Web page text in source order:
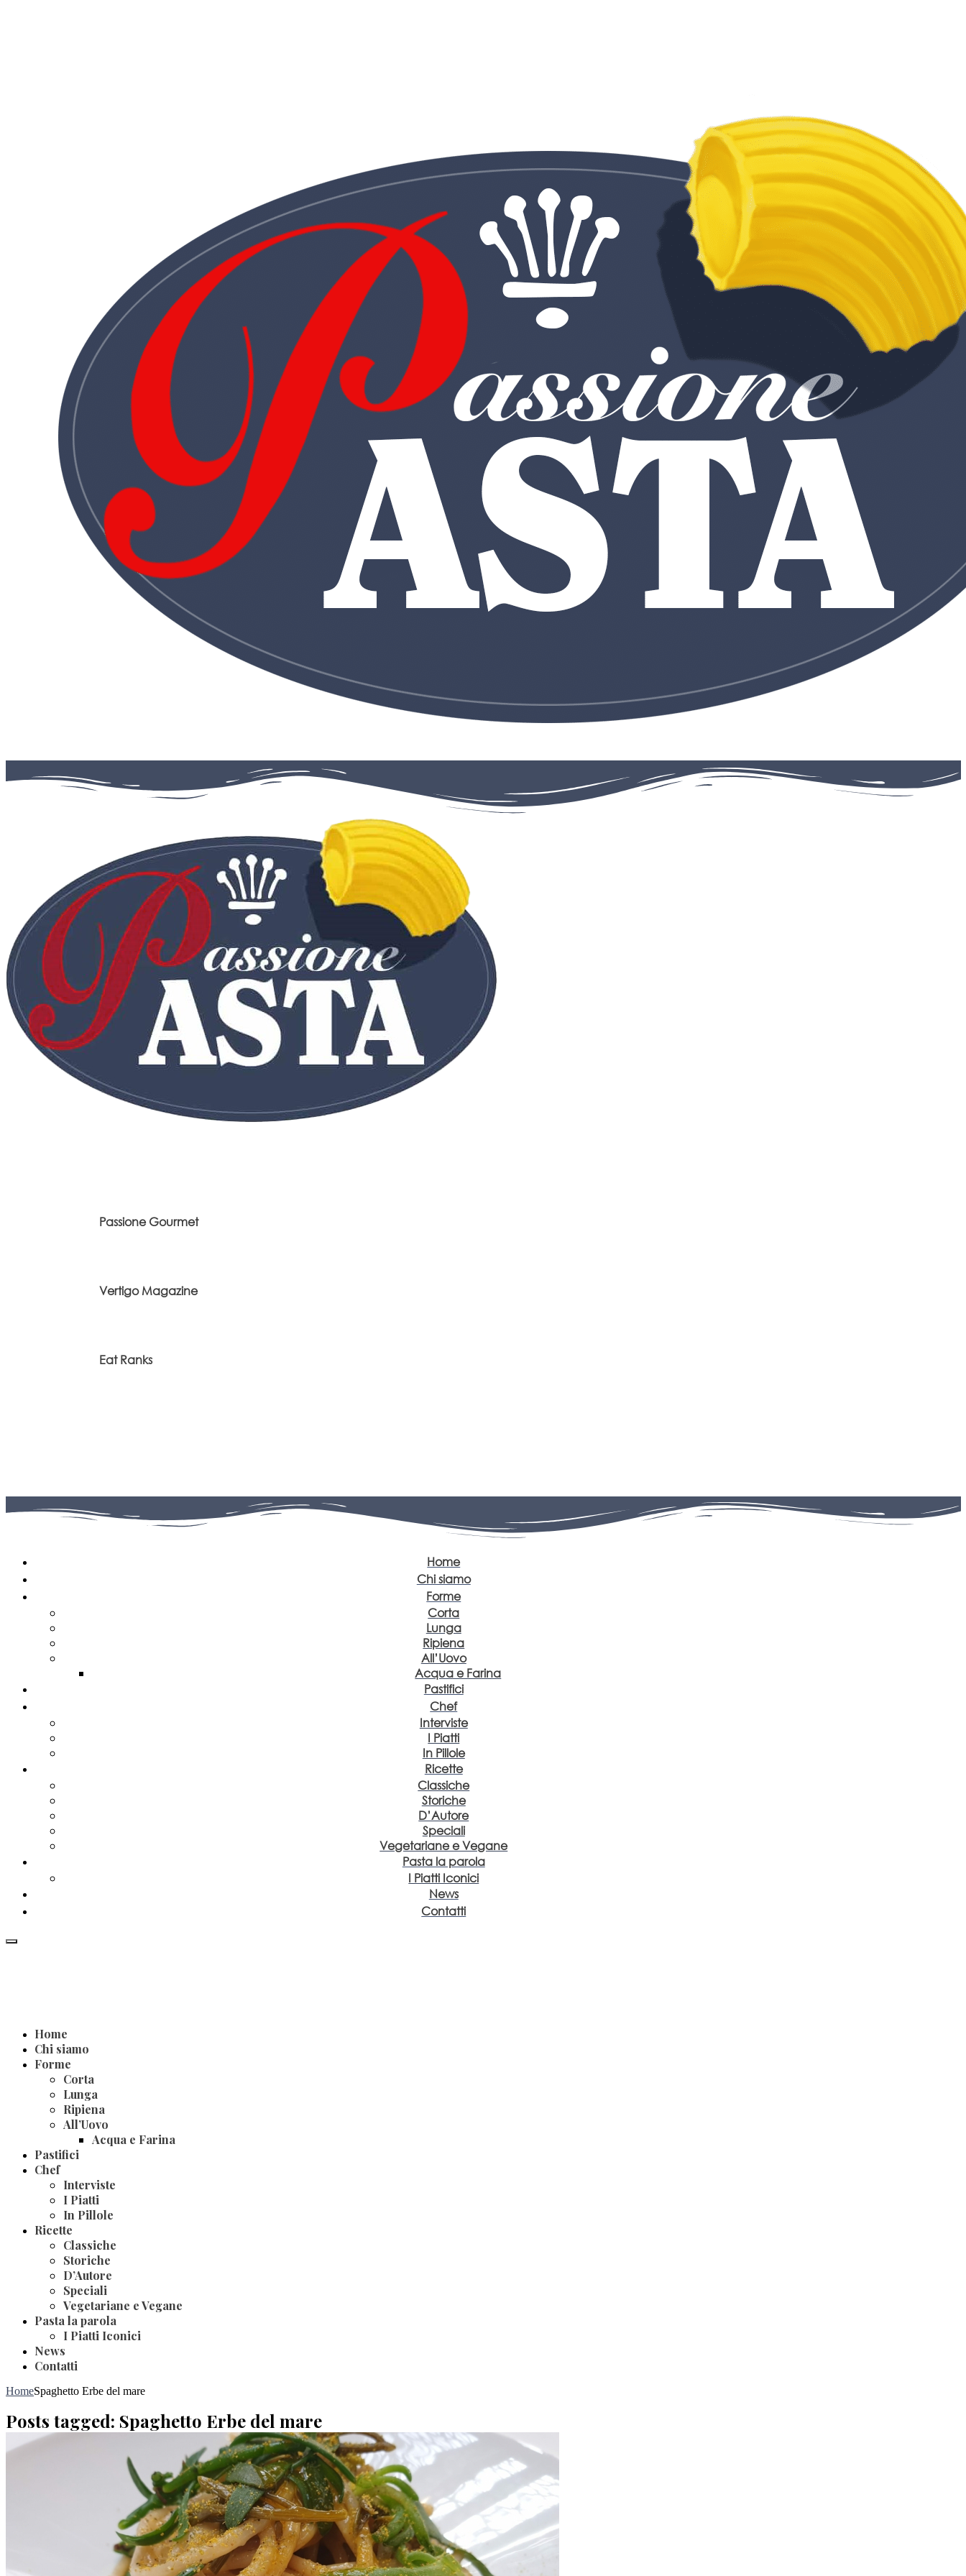
Passione Gourmet
Vertigo Magazine
Eat Ranks
Home
Chi siamo
Forme
Corta
Lunga
Ripiena
All’Uovo
Acqua e Farina
Pastifici
Chef
Interviste
I Piatti
In Pillole
Ricette
Classiche
Storiche
D’Autore
Speciali
Vegetariane e Vegane
Pasta la parola
I Piatti Iconici
News
Contatti
Home
Chi siamo
Forme
Corta
Lunga
Ripiena
All’Uovo
Acqua e Farina
Pastifici
Chef
Interviste
I Piatti
In Pillole
Ricette
Classiche
Storiche
D’Autore
Speciali
Vegetariane e Vegane
Pasta la parola
I Piatti Iconici
News
Contatti
HomeSpaghetto Erbe del mare
Posts tagged: Spaghetto Erbe del mare